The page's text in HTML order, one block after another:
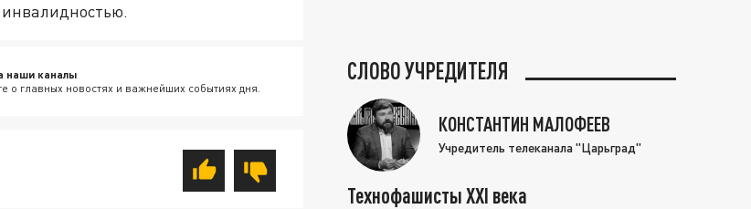
инвалидностью.
наши каналы
о главных новостях и важнейших событиях дня.
СЛОВО УЧРЕДИТЕЛЯ
КОНСТАНТИН МАЛОФЕЕВ
Учредитель телеканала "Царьград"
Технофашисты XXI века